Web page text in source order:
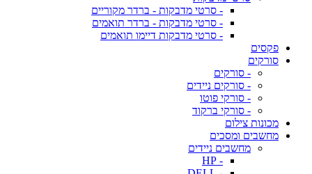
- סרטי מדבקות - ברדר מקוריים
- סרטי מדבקות - ברדר תואמים
- סרטי מדבקות דיימו תואמים
פקסים
סורקים
- סורקים
- סורקים ניידים
- סורקי פוטו
- סורקי ברקוד
מכונות צילום
מחשבים ומסכים
מחשבים ניידים
- HP